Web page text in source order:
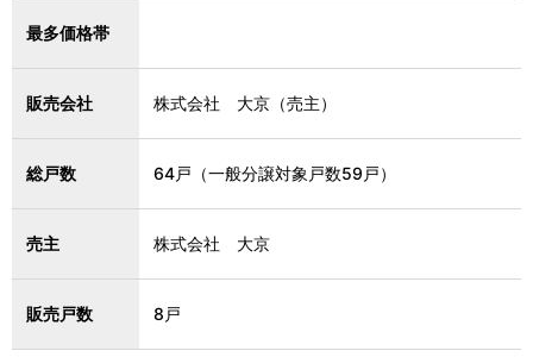
最多価格帯
販売会社 株式会社 大京（売主）
総戸数 64戸（一般分譲対象戸数59戸）
売主 株式会社 大京
販売戸数 8戸